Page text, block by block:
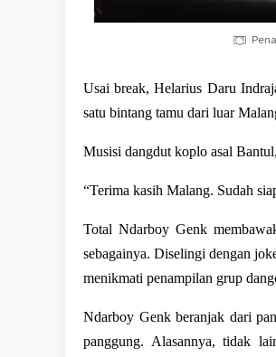
Usai break, Helarius Daru
satu bintang tamu dari luar
Musisi dangdut koplo asal
“Terima kasih Malang. Sudah
Total Ndarboy Genk
sebagainya. Diselingi dengan
menikmati penampilan grup
Ndarboy Genk beranjak dari
panggung. Alasannya, tidak